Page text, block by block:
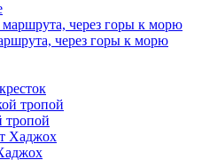
через горы к морю
тропой